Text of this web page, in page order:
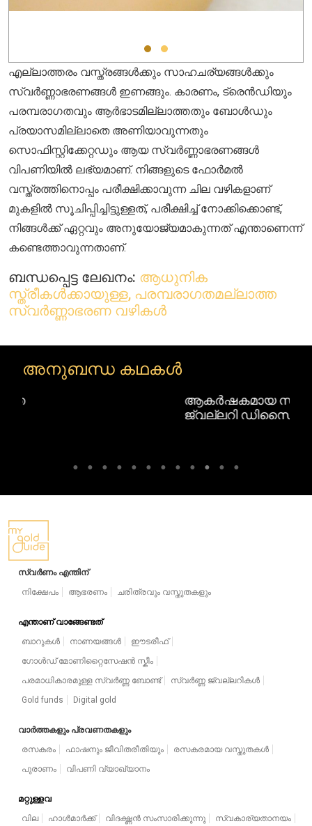
എല്ലാത്തരം വസ്ത്രങ്ങൾക്കും സാഹചര്യങ്ങൾക്കും
സ്വർണ്ണാഭരണങ്ങൾ ഇണങ്ങും. കാരണം, ട്രെൻഡിയും
പരമ്പരാഗതവും ആർഭാടമില്ലാത്തതും ബോൾഡും
പ്രയാസമില്ലാതെ അണിയാവുന്നതും
സൊഫിസ്റ്റിക്കേറ്റഡും ആയ സ്വർണ്ണാഭരണങ്ങൾ
വിപണിയിൽ ലഭ്യമാണ്. നിങ്ങളുടെ ഫോർമൽ
വസ്ത്രത്തിനൊപ്പം പരീക്ഷിക്കാവുന്ന ചില വഴികളാണ്
മുകളിൽ സൂചിപ്പിച്ചിട്ടുള്ളത്, പരീക്ഷിച്ച് നോക്കിക്കൊണ്ട്,
നിങ്ങൾക്ക് ഏറ്റവും അനുയോജ്യമാകുന്നത് എന്താണെന്ന്
കണ്ടെത്താവുന്നതാണ്.
ബന്ധപ്പെട്ട ലേഖനം: ആധുനിക
സ്ത്രീകൾക്കായുള്ള, പരമ്പരാഗതമല്ലാത്ത
സ്വർണ്ണാഭരണ വഴികൾ
അനുബന്ധ കഥകൾ
ആകർഷകമായ സിക്കിമീസ്
ജ്വല്ലറി ഡിസൈനുകൾ
സ്വർണം എന്തിന്
നിക്ഷേപം
ആഭരണം ചരിത്രവും വസ്തുതകളും
എന്താണ് വാങ്ങേണ്ടത്
ബാറുകൾ
നാണയങ്ങൾ
ഈടരീഫ്
ഗോൾഡ് മോണിറ്റൈസേഷൻ സ്കീം
പരമാധികാരമുള്ള സ്വർണ്ണ ബോണ്ട്
സ്വർണ്ണ ജ്വല്ലറികൾ
Gold funds
Digital gold
വാർത്തകളും പ്രവണതകളും
രസകരം
ഫാഷനും ജീവിതരീതിയും
രസകരമായ വസ്തുതകൾ
പുരാണം
വിപണി വ്യാഖ്യാനം
മറ്റുള്ളവ
വില
ഹാൾമാർക്ക് വിദഗ്ദ്ധൻ സംസാരിക്കുന്നു സ്വകാര്യതാനയം